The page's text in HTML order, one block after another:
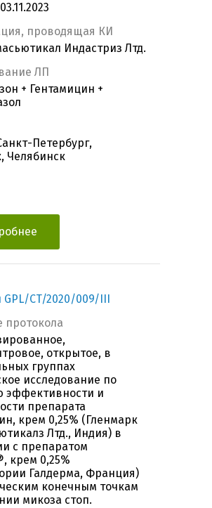
проводящая КИ
Индастриз Лтд.
ЛП
+ Гентамицин +
Петербург,
Челябинск
CT/2020/009/III
протокола
открытое, в
группах
исследование по
эффективности и
препарата
крем 0,25% (Гленмарк
Лтд., Индия) в
с препаратом
крем 0,25%
Галдерма, Франция)
конечным точкам
микоза стоп.